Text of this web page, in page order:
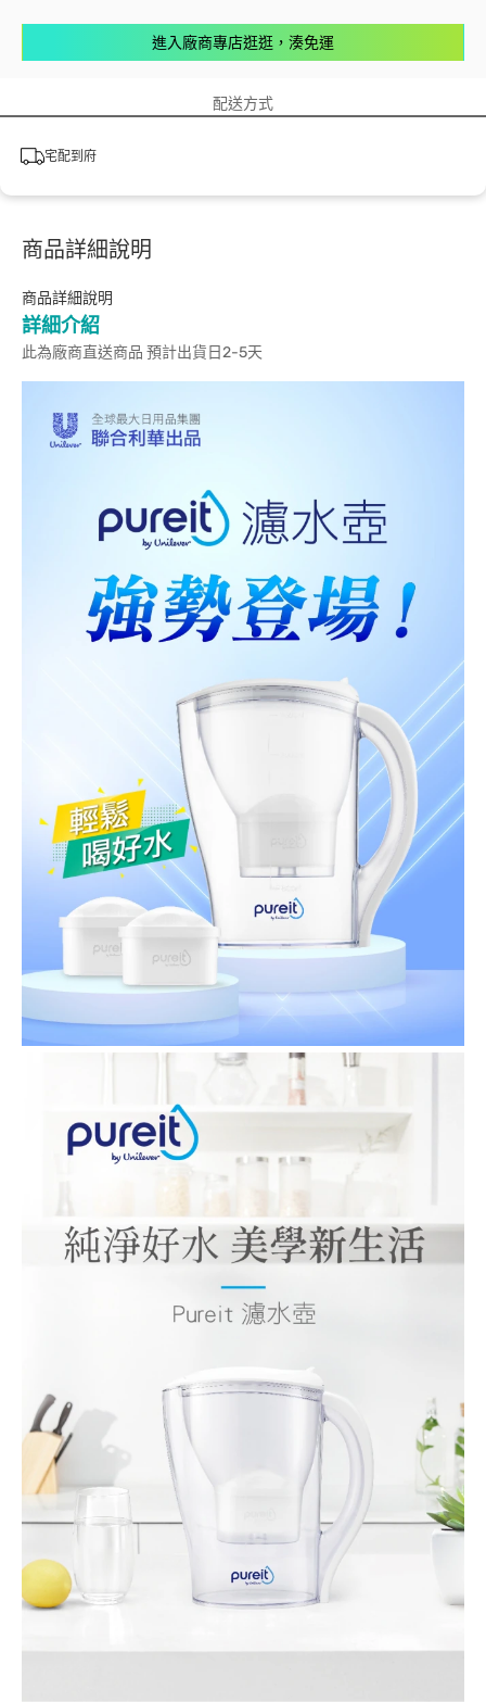
進入廠商專店逛逛，湊免運
配送方式
宅配到府
商品詳細說明
商品詳細說明
詳細介紹
此為廠商直送商品 預計出貨日2-5天